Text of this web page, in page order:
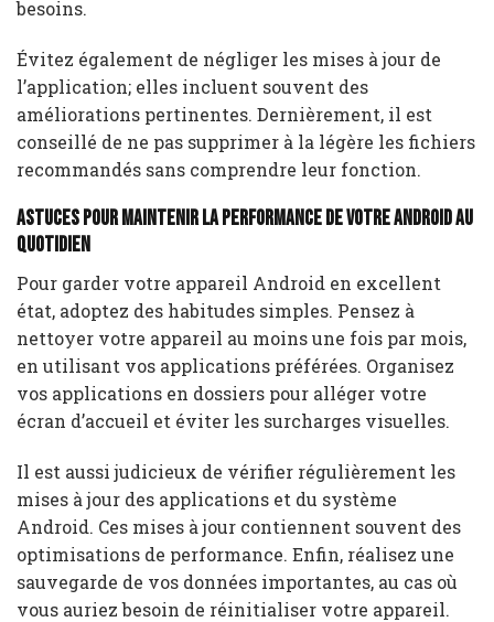
besoins.
Évitez également de négliger les mises à jour de
l’application; elles incluent souvent des
améliorations pertinentes. Dernièrement, il est
conseillé de ne pas supprimer à la légère les fichiers
recommandés sans comprendre leur fonction.
Astuces pour maintenir la performance de votre Android au
quotidien
Pour garder votre appareil Android en excellent
état, adoptez des habitudes simples. Pensez à
nettoyer votre appareil au moins une fois par mois,
en utilisant vos applications préférées. Organisez
vos applications en dossiers pour alléger votre
écran d’accueil et éviter les surcharges visuelles.
Il est aussi judicieux de vérifier régulièrement les
mises à jour des applications et du système
Android. Ces mises à jour contiennent souvent des
optimisations de performance. Enfin, réalisez une
sauvegarde de vos données importantes, au cas où
vous auriez besoin de réinitialiser votre appareil.